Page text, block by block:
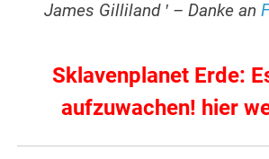
James Gilliland ′ – Danke an
Sklavenplanet Erde:
aufzuwachen! hier